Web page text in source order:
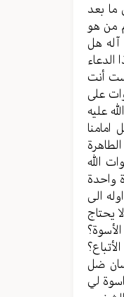
ما بعد
من هو
آله هل
الدعاء
أنت
على
عليه
الله
واحدة
الى
يحتاج
ضل
لي